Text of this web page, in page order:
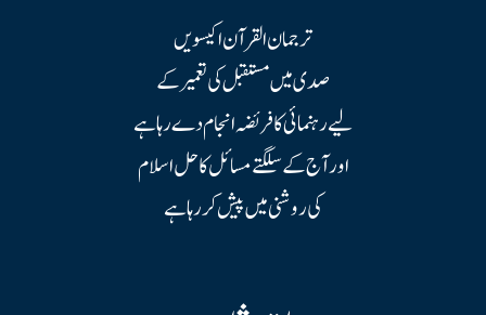
ترجمان القرآن اکیسویں
صدی میں مستقبل کی تعمیر کے
لیے رہنمائی کا فریضہ انجام دے رہا ہے
اور آج کے سلگتے مسائل کا حل اسلام
کی روشنی میں پیش کر رہا ہے